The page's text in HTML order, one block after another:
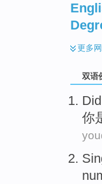
更多
双语
Did
你